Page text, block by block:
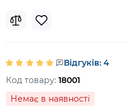
Відгуків: 4
Код товару: 18001
Немає в наявності